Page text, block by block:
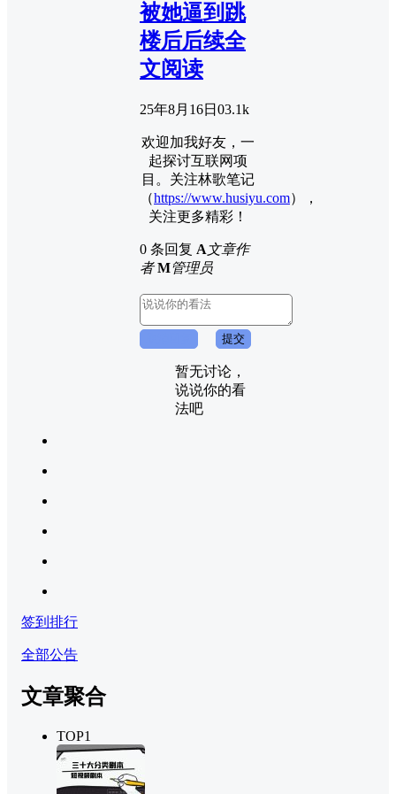
被她逼到跳
楼后后续全
文阅读
25年8月16日 03.1k
欢迎加我好友，一
起探讨互联网项
目。关注林歌笔记
（https://www.husiyu.com），
关注更多精彩！
0 条回复 A文章作
者 M管理员
提交
暂无讨论，
说说你的看
法吧
签到排行
全部公告
文章聚合
TOP1